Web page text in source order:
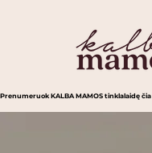
Prenumeruok KALBA MAMOS tinklalaidę čia